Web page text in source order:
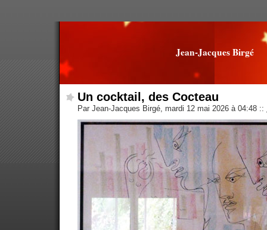
Jean-Jacques Birgé
Un cocktail, des Cocteau
Par Jean-Jacques Birgé, mardi 12 mai 2026 à 04:48 ::